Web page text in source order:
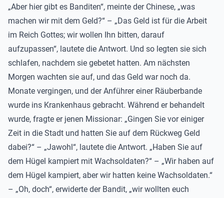
„Aber hier gibt es Banditen“, meinte der Chinese, „was
machen wir mit dem Geld?“ – „Das Geld ist für die Arbeit
im Reich Gottes; wir wollen Ihn bitten, darauf
aufzupassen“, lautete die Antwort. Und so legten sie sich
schlafen, nachdem sie gebetet hatten. Am nächsten
Morgen wachten sie auf, und das Geld war noch da.
Monate vergingen, und der Anführer einer Räuberbande
wurde ins Krankenhaus gebracht. Während er behandelt
wurde, fragte er jenen Missionar: „Gingen Sie vor einiger
Zeit in die Stadt und hatten Sie auf dem Rückweg Geld
dabei?“ – „Jawohl“, lautete die Antwort. „Haben Sie auf
dem Hügel kampiert mit Wachsoldaten?“ – „Wir haben auf
dem Hügel kampiert, aber wir hatten keine Wachsoldaten.“
– „Oh, doch“, erwiderte der Bandit, „wir wollten euch